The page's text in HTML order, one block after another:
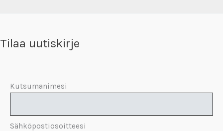
Tilaa uutiskirje
Kutsumanimesi
Sähköpostiosoitteesi